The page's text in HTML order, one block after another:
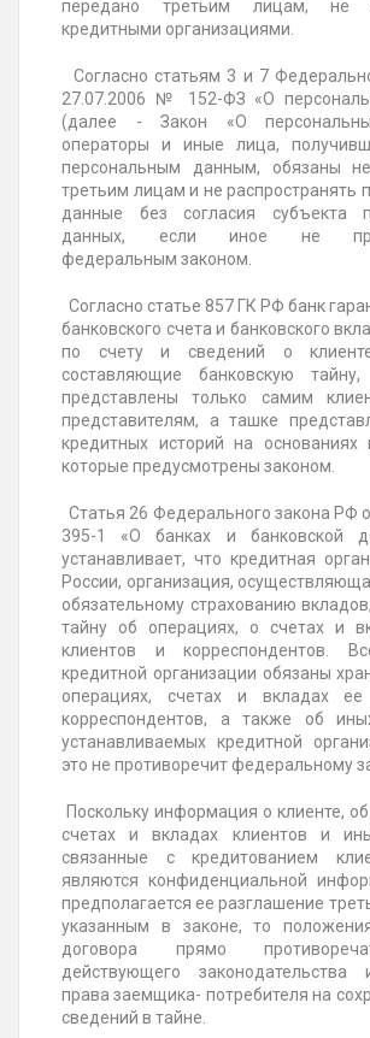
передано третьим лицам, не
кредитными организациями.
Согласно статьям 3 и 7
27.07.2006 № 152-ФЗ «О
(далее - Закон «О
операторы и иные лица,
персональным данным, обязаны
третьим лицам и не распространять
данные без согласия субъекта
данных, если иное не
федеральным законом.
Согласно статье 857 ГК РФ банк
банковского счета и банковского
по счету и сведений о
составляющие банковскую
представлены только самим
представителям, а ташке
кредитных историй на основаниях
которые предусмотрены законом.
Статья 26 Федерального закона РФ
395-1 «О банках и банковской
устанавливает, что кредитная
России, организация,
обязательному страхованию
тайну об операциях, о счетах и
клиентов и корреспондентов.
кредитной организации обязаны
операциях, счетах и вкладах
корреспондентов, а также об
устанавливаемых кредитной
это не противоречит федеральному
Поскольку информация о клиенте,
счетах и вкладах клиентов и
связанные с кредитованием
являются конфиденциальной
предполагается ее разглашение
указанным в законе, то
договора прямо
действующего
права заемщика- потребителя на
сведений в тайне.